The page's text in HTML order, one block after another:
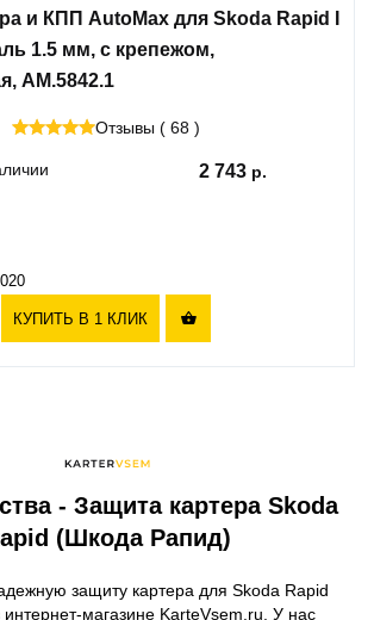
и КПП AutoMax для Skoda Rapid I
1.5 мм, с крепежом,
AM.5842.1
Отзывы ( 68 )
2 743
КУПИТЬ В 1 КЛИК 
- Защита картера Skoda
(Шкода Рапид)
защиту картера для Skoda Rapid
магазине KarteVsem.ru. У нас